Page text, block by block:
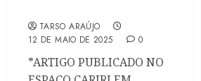
TARSO ARAÚJO
12 DE MAIO DE 2025
0
*ARTIGO PUBLICADO NO